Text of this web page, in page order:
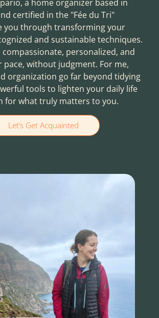
a home organizer based in
certified in the "Fée du Tri"
you through transforming your
and sustainable techniques.
personalized, and
without judgment. For me,
organization go far beyond tidying
tools to lighten your daily life
for what truly matters to you.
Let’s Get Acquainted